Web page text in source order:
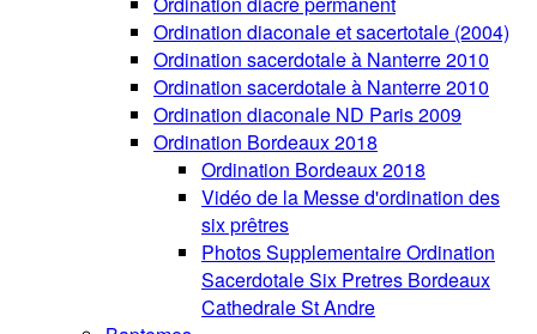
Ordination diaconale et sacertotale (2004)
Ordination sacerdotale à Nanterre 2010
Ordination sacerdotale à Nanterre 2010
Ordination diaconale ND Paris 2009
Ordination Bordeaux 2018
Ordination Bordeaux 2018
Vidéo de la Messe d'ordination des
six prêtres
Photos Supplementaire Ordination
Sacerdotale Six Pretres Bordeaux
Cathedrale St Andre